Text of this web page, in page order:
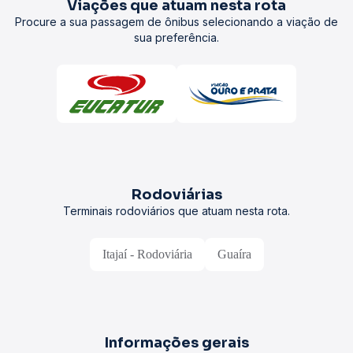
Viações que atuam nesta rota
Procure a sua passagem de ônibus selecionando a viação de
sua preferência.
Rodoviárias
Terminais rodoviários que atuam nesta rota.
Itajaí - Rodoviária Guaíra
Informações gerais